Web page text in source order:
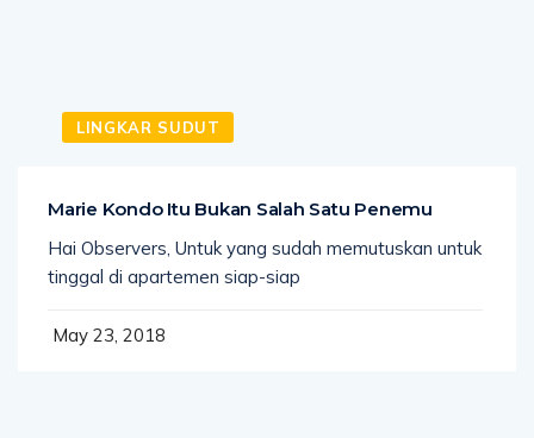
LINGKAR SUDUT
Marie Kondo Itu Bukan Salah Satu Penemu
Hai Observers, Untuk yang sudah memutuskan untuk
tinggal di apartemen siap-siap
May 23, 2018